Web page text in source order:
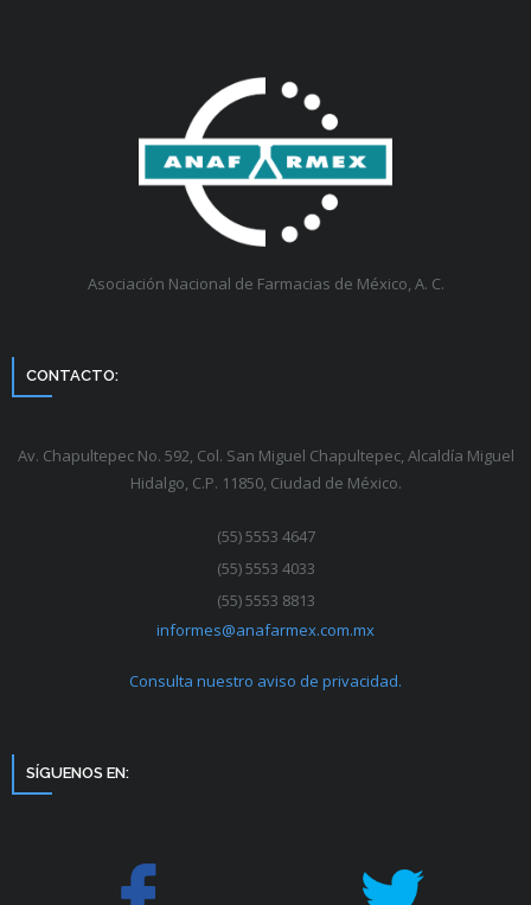
Asociación Nacional de Farmacias de México, A. C.
CONTACTO:
Av. Chapultepec No. 592, Col. San Miguel Chapultepec, Alcaldía Miguel
Hidalgo, C.P. 11850, Ciudad de México.
(55) 5553 4647
(55) 5553 4033
(55) 5553 8813
informes@anafarmex.com.mx
Consulta nuestro aviso de privacidad.
SÍGUENOS EN: